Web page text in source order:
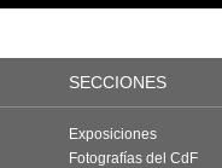
SECCIONES
Exposiciones
Fotografías del CdF